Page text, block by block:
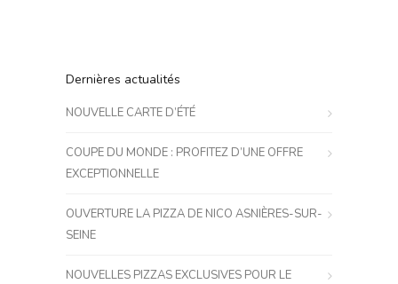
Dernières actualités
NOUVELLE CARTE D’ÉTÉ
COUPE DU MONDE : PROFITEZ D’UNE OFFRE
EXCEPTIONNELLE
OUVERTURE LA PIZZA DE NICO ASNIÈRES-SUR-
SEINE
NOUVELLES PIZZAS EXCLUSIVES POUR LE